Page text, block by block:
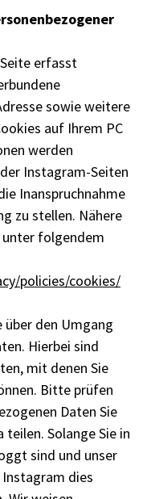
erfasst
sowie weitere
auf Ihrem PC
werden
Instagram-Seiten
Inanspruchnahme
zu stellen. Nähere
folgendem
policies/cookies/
den Umgang
Hierbei sind
mit denen Sie
Bitte prüfen
Daten Sie
Solange Sie in
sind und unser
dies